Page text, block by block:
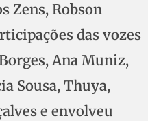
Zens, Robson
das vozes
Ana Muniz,
Sousa, Thuya,
e envolveu